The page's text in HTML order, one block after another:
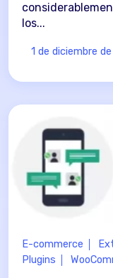
los...
1 de diciembre
E-commerce
Plugins